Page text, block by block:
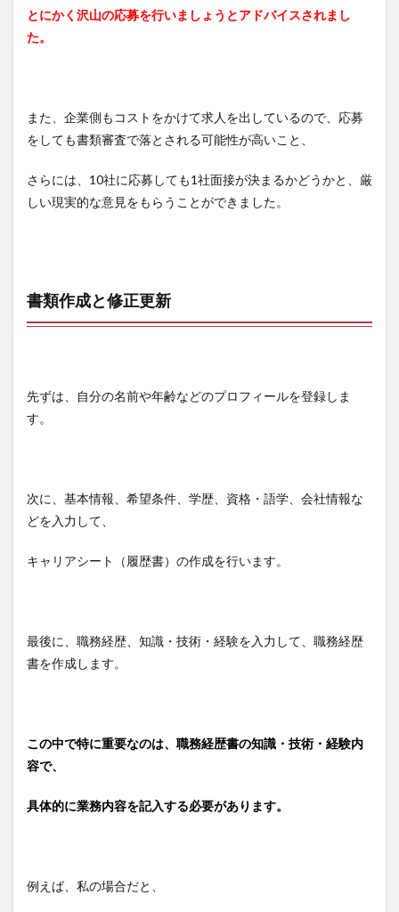
とにかく沢山の応募を行いましょうとアドバイスされまし
た。
また、企業側もコストをかけて求人を出しているので、応募
をしても書類審査で落とされる可能性が高いこと、
さらには、10社に応募しても1社面接が決まるかどうかと、厳
しい現実的な意見をもらうことができました。
書類作成と修正更新
先ずは、自分の名前や年齢などのプロフィールを登録しま
す。
次に、基本情報、希望条件、学歴、資格・語学、会社情報な
どを入力して、
キャリアシート（履歴書）の作成を行います。
最後に、職務経歴、知識・技術・経験を入力して、職務経歴
書を作成します。
この中で特に重要なのは、職務経歴書の知識・技術・経験内
容で、
具体的に業務内容を記入する必要があります。
例えば、私の場合だと、